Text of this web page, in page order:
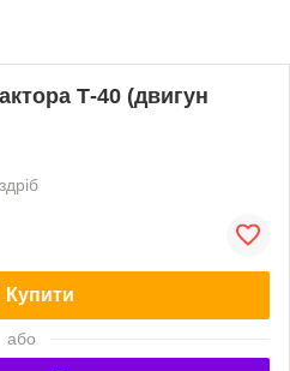
Т-40 (двигун
Купити
або